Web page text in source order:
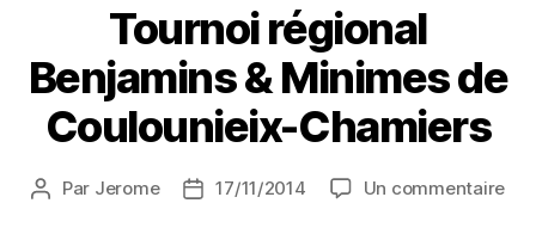
Tournoi régional
Benjamins & Minimes de
Coulounieix-Chamiers
Par Jerome 17/11/2014 Un commentaire